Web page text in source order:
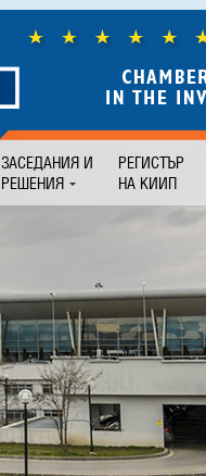
ЗАСЕДАНИЯ И
РЕШЕНИЯ
РЕГИСТЪР
НА КИИП